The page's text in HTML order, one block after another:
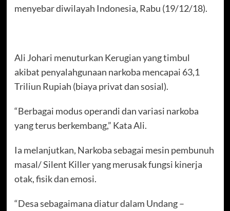
menyebar diwilayah Indonesia, Rabu (19/12/18).
Ali Johari menuturkan Kerugian yang timbul
akibat penyalahgunaan narkoba mencapai 63,1
Triliun Rupiah (biaya privat dan sosial).
“Berbagai modus operandi dan variasi narkoba
yang terus berkembang,” Kata Ali.
Ia melanjutkan, Narkoba sebagai mesin pembunuh
masal/ Silent Killer yang merusak fungsi kinerja
otak, fisik dan emosi.
“Desa sebagaimana diatur dalam Undang –